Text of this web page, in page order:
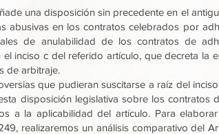
una disposición sin precedente en el
abusivas en los contratos celebrados por
de anulabilidad de los contratos de
inciso c del referido artículo, que decreta la
de arbitraje.
que pudieran suscitarse a raíz del
disposición legislativa sobre los contratos
a la aplicabilidad del artículo. Para
realizaremos un análisis comparativo del